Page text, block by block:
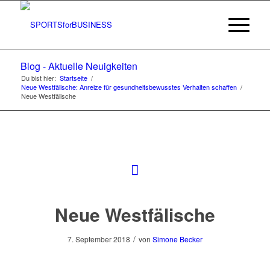
Blog - Aktuelle Neuigkeiten
Du bist hier: Startseite /
Neue Westfälische: Anreize für gesundheitsbewusstes Verhalten schaffen /
Neue Westfälische
Neue Westfälische
7. September 2018 / von Simone Becker